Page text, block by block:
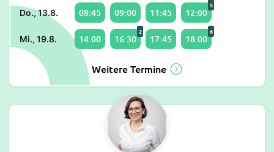
Do., 13.8. 08:45 09:00 11:45 12:00
5
Mi., 19.8. 14:00 16:30
2
17:45 18:00
6
Weitere Termine